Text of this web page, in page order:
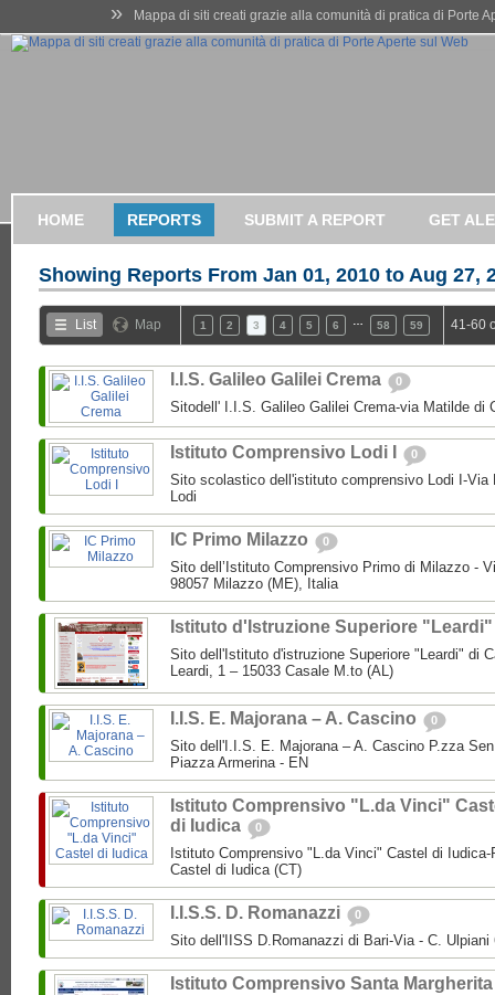
» Mappa di siti creati grazie alla comunità di pratica di Porte
HOME REPORTS SUBMIT A REPORT GET
Showing Reports From Jan 01, 2010 to Aug 27,
List Map 1 2 3 4 5 6 58 59 41-60
I.I.S. Galileo Galilei Crema 0
Sitodell' I.I.S. Galileo Galilei Crema-via Matilde di
Istituto Comprensivo Lodi I 0
Sito scolastico dell'istituto comprensivo Lodi I-Via
Lodi
IC Primo Milazzo 0
Sito dell’Istituto Comprensivo Primo di Milazzo -
98057 Milazzo (ME), Italia
Istituto d'Istruzione Superiore
Sito dell'Istituto d'istruzione Superiore "Leardi" di
Leardi, 1 – 15033 Casale M.to (AL)
I.I.S. E. Majorana – A. Cascino 0
Sito dell'I.I.S. E. Majorana – A. Cascino P.zza
Piazza Armerina - EN
Istituto Comprensivo "L.da Vinci"
di Iudica
0
Istituto Comprensivo "L.da Vinci" Castel di
Castel di Iudica (CT)
I.I.S.S. D. Romanazzi 0
Sito dell'IISS D.Romanazzi di Bari-Via - C. Ulpiani
Istituto Comprensivo Santa Margherita